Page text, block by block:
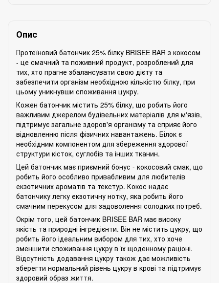
Опис
Протеїновий батончик 25% білку BRISEE BAR з кокосом
- це смачний та поживний продукт, розроблений для
тих, хто прагне збалансувати свою дієту та
забезпечити організм необхідною кількістю білку, при
цьому уникнувши споживання цукру.
Кожен батончик містить 25% білку, що робить його
важливим джерелом будівельних матеріалів для м'язів,
підтримує загальне здоров'я організму та сприяє його
відновленню після фізичних навантажень. Білок є
необхідним компонентом для збереження здорової
структури кісток, суглобів та інших тканин.
Цей батончик має приємний бонус - кокосовий смак, що
робить його особливо привабливим для любителів
екзотичних ароматів та текстур. Кокос надає
батончику легку екзотичну нотку, яка робить його
смачним перекусом для задоволення солодких потреб.
Окрім того, цей батончик BRISEE BAR має високу
якість та природні інгредієнти. Він не містить цукру, що
робить його ідеальним вибором для тих, хто хоче
зменшити споживання цукру в їх щоденному раціоні.
Відсутність додавання цукру також дає можливість
зберегти нормальний рівень цукру в крові та підтримує
здоровий образ життя.